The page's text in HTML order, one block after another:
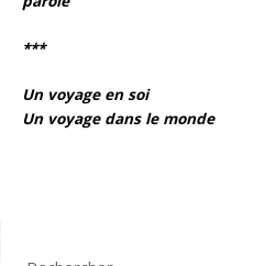
***
Un voyage en soi
Un voyage dans le monde